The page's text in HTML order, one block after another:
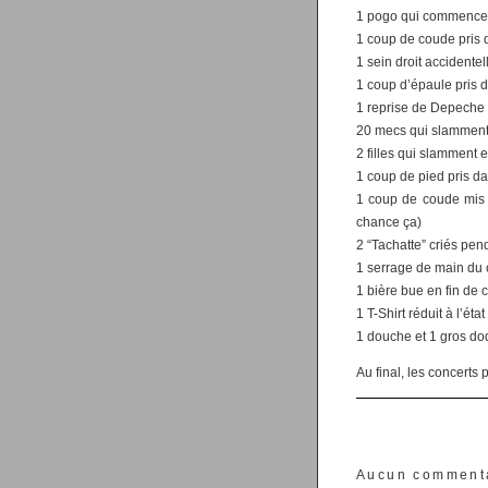
1 pogo qui
1 coup de coude pris
1 sein droit
1 coup d’épaule pris
1 reprise de
20 mecs qui
2 filles qui slamment
1 coup de pied pris
1 coup de coude
chance ça)
2 “Tachatte” criés
1 serrage de main du
1 bière bue en fin de
1 T-Shirt réduit à
1 douche et 1 gros
Au final, les concerts
Aucun